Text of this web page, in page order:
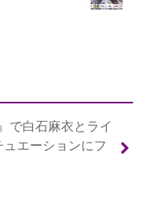
で白石麻衣とライ
エーションにフ